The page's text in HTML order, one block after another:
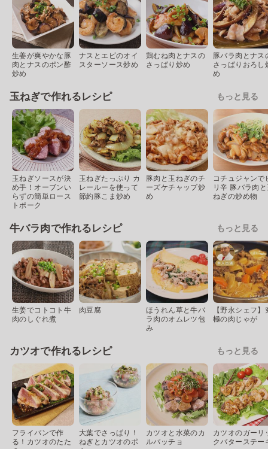
生姜が爽やかな豚
肉とナスのポン酢
炒め
ナスとエビのオイ
スターソース炒め
鶏むね肉とナスの
さっぱり炒め
豚バラ肉とナス
さっぱりおろし
め
玉ねぎで作れるレシピ もっと見る
玉ねぎソースが決
め手！オーブンい
らずの簡単ロース
トポーク
玉ねぎたっぷり カ
レールーを使って
節約豚こま炒め
豚肉と玉ねぎのチ
ーズケチャップ炒
め
コチュジャンで
リ辛 豚バラ肉
ねぎの炒め物
牛バラ肉で作れるレシピ もっと見る
生姜でコトコト牛
肉のしぐれ煮
肉豆腐
ほうれん草と牛バ
ラ肉のオムレツ包
み
【野永シェフ】
極の肉じゃが
カツオで作れるレシピ もっと見る
フライパンで作
る！カツオのたた
大葉でさっぱり！
ねぎとカツオのポ
カツオと水菜のカ
ルパッチョ
カツオのガーリ
クバターステー